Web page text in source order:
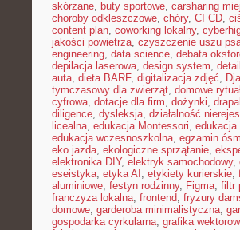
skórzane, buty sportowe, carsharing
choroby odkleszczowe, chóry, CI CD,
content plan, coworking lokalny,
jakości powietrza, czyszczenie uszu
engineering, data science, debata
depilacja laserowa, design system,
auta, dieta BARF, digitalizacja zdjęć,
tymczasowy dla zwierząt, domowe
cyfrowa, dotacje dla firm, dożynki,
diligence, dysleksja, działalność
licealna, edukacja Montessori, edukacja
edukacja wczesnoszkolna, egzamin
eko jazda, ekologiczne sprzątanie,
elektronika DIY, elektryk samochodowy,
eseistyka, etyka AI , etykiety kurierskie,
aluminiowe, festyn rodzinny, Figma, filtr
franczyza lokalna, frontend, fryzury
domowe, garderoba minimalistyczna,
gospodarka cyrkularna, grafika